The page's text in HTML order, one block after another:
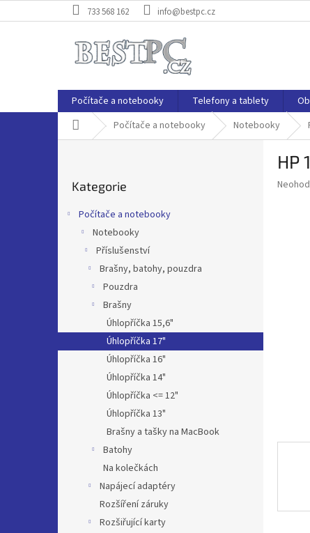
na
733 568 162 info@bestpc.cz
Počítače a notebooky Telefony a tablety
Domů Počítače a notebooky Notebooky
e
l
kategorie
Kategorie
Počítače a notebooky
Notebooky
Příslušenství
Brašny, batohy, pouzdra
Pouzdra
Brašny
Úhlopříčka 15,6"
Úhlopříčka 17"
Úhlopříčka 16"
Úhlopříčka 14"
Úhlopříčka <= 12"
Úhlopříčka 13"
Brašny a tašky na MacBook
Batohy
Na kolečkách
Napájecí adaptéry
Rozšíření záruky
Rozšiřující karty
HP